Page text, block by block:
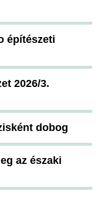
építészeti
2026/3.
dobog
az északi